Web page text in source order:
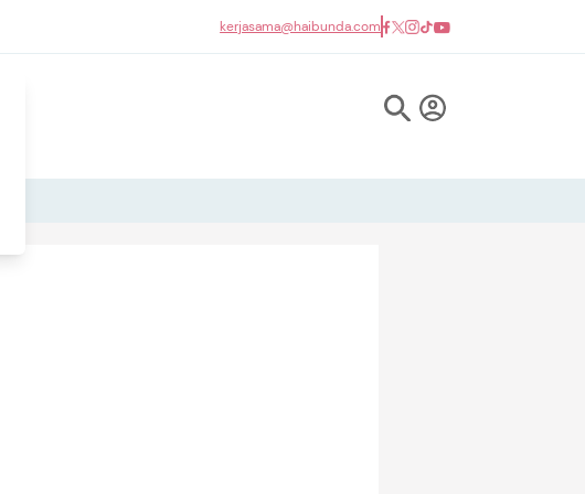
kerjasama@haibunda.com